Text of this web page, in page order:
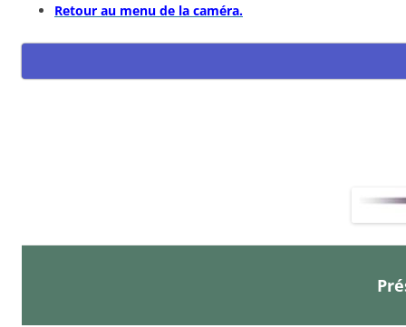
Retour au menu de la caméra.